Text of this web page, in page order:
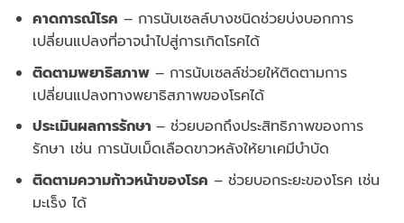
คาดการณ์โรค – การนับเซลล์บางชนิดช่วยบ่งบอกการ
เปลี่ยนแปลงที่อาจนําไปสู่การเกิดโรคได้
ติดตามพยาธิสภาพ– การนับเซลล์ช่วยให้ติดตามการ
เปลี่ยนแปลงทางพยาธิสภาพของโรคได้
ประเมินผลการรักษา – ช่วยบอกถึงประสิทธิภาพของการ
รักษา เช่น การนับเม็ดเลือดขาวหลังให้ยาเคมีบําบัด
ติดตามความก้าวหน้าของโรค – ช่วยบอกระยะของโรค เช่น
มะเร็ง ได้